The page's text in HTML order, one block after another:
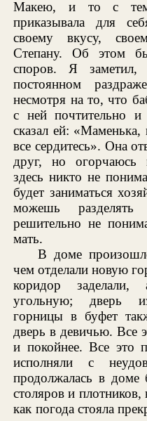
Макею, и то с
приказывала для
своему вкусу,
Степану. Об этом
споров. Я заметил,
постоянном
несмотря на то, что
с ней почтительно
сказал ей:
все сердитесь». Она
друг, но
здесь никто не
будет заниматься
можешь
решительно не
мать.
В доме
чем отделали новую
коридор
угольную; дверь
горницы в буфет
дверь в девичью. Все
и покойнее. Все это
исполняли с
продолжалась в доме
столяров и
как погода стояла